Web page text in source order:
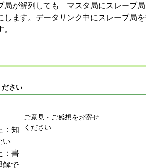
局が解列しても，マスタ局にスレーブ
します。データリンク中にスレーブ局
ださい
：知
い
：書
解で
ご意見・ご感想をお寄せ
ください